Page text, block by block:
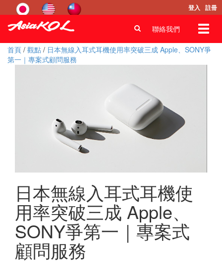
登入 註冊
聯絡我們
首頁 / 觀點 / 日本無線入耳式耳機使用率突破三成 Apple、SONY爭
第一｜專案式顧問服務
日本無線入耳式耳機使
用率突破三成 Apple、
SONY爭第一｜專案式
顧問服務